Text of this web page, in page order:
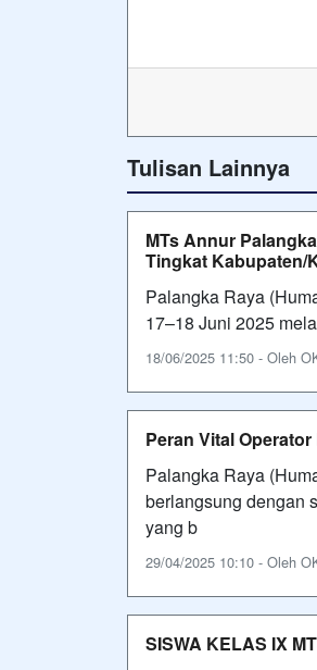
Tulisan Lainnya
MTs Annur
Tingkat Kabupaten/
Palangka Raya
17–18 Juni 2025
18/06/2025 11:50 - Oleh
Peran Vital
Palangka Raya
berlangsung dengan
yang b
29/04/2025 10:10 - Oleh
SISWA KELAS IX